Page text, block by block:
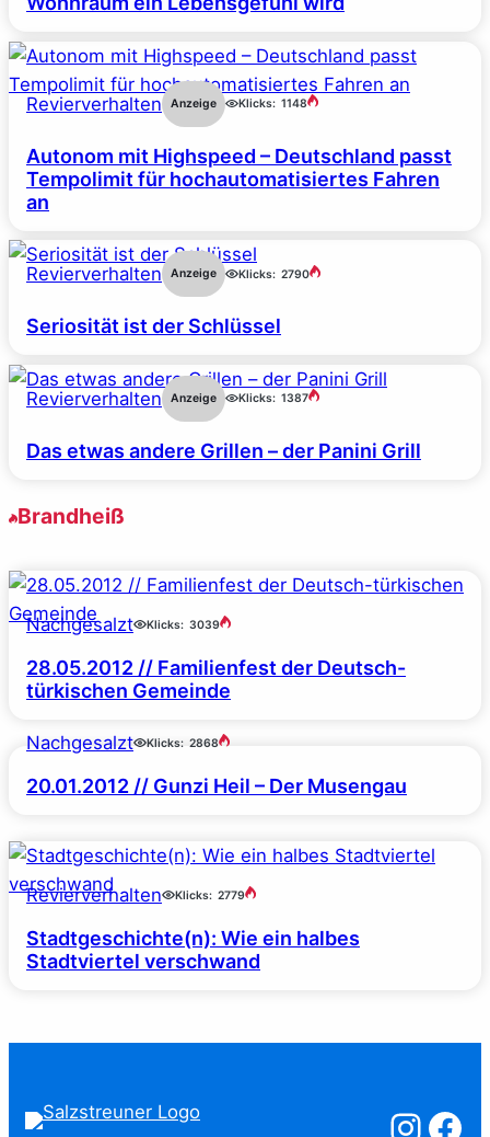
Revierverhalten Anzeige Klicks: 1148
Autonom mit Highspeed – Deutschland passt
Tempolimit für hochautomatisiertes Fahren
an
Revierverhalten Anzeige Klicks: 2790
Seriosität ist der Schlüssel
Revierverhalten Anzeige Klicks: 1387
Das etwas andere Grillen – der Panini Grill
Brandheiß
Nachgesalzt Klicks: 3039
28.05.2012 // Familienfest der Deutsch-
türkischen Gemeinde
Nachgesalzt Klicks: 2868
20.01.2012 // Gunzi Heil – Der Musengau
Revierverhalten Klicks: 2779
Stadtgeschichte(n): Wie ein halbes
Stadtviertel verschwand
Salzstreuner